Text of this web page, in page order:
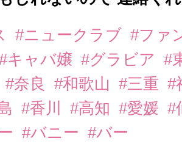
#ニュークラブ #ファ
キャバ嬢 #グラビア
#
#奈良 #和歌山 #三重 #
#香川 #高知 #愛媛 #
#バニー #バー